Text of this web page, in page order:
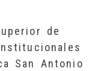
de
San Antonio